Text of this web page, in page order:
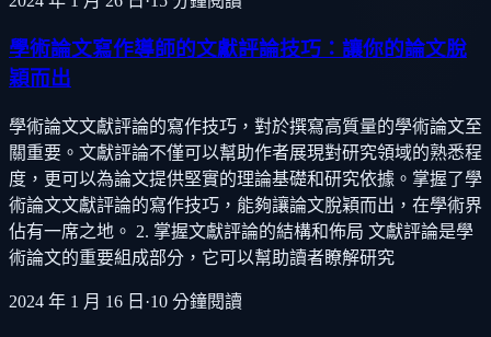
學術論文寫作導師的文獻評論技巧：讓你的論文脫
穎而出
學術論文文獻評論的寫作技巧，對於撰寫高質量的學術論文至
關重要。文獻評論不僅可以幫助作者展現對研究領域的熟悉程
度，更可以為論文提供堅實的理論基礎和研究依據。掌握了學
術論文文獻評論的寫作技巧，能夠讓論文脫穎而出，在學術界
佔有一席之地。 2. 掌握文獻評論的結構和佈局 文獻評論是學
術論文的重要組成部分，它可以幫助讀者瞭解研究
2024 年 1 月 16 日 ·10 分鐘閱讀